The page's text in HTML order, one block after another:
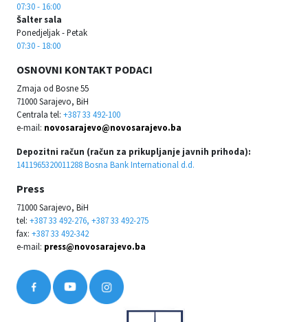
07:30 - 16:00
Šalter sala
Ponedjeljak - Petak
07:30 - 18:00
OSNOVNI KONTAKT PODACI
Zmaja od Bosne 55
71000 Sarajevo, BiH
Centrala tel: +387 33 492-100
e-mail: novosarajevo@novosarajevo.ba
Depozitni račun (račun za prikupljanje javnih prihoda):
1411965320011288 Bosna Bank International d.d.
Press
71000 Sarajevo, BiH
tel: +387 33 492-276, +387 33 492-275
fax: +387 33 492-342
e-mail: press@novosarajevo.ba